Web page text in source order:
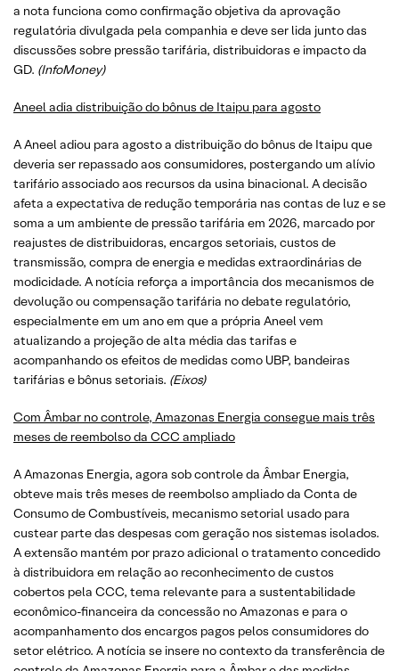
a nota funciona como confirmação objetiva da aprovação
regulatória divulgada pela companhia e deve ser lida junto das
discussões sobre pressão tarifária, distribuidoras e impacto da
GD. (InfoMoney)
Aneel adia distribuição do bônus de Itaipu para agosto
A Aneel adiou para agosto a distribuição do bônus de Itaipu que
deveria ser repassado aos consumidores, postergando um alívio
tarifário associado aos recursos da usina binacional. A decisão
afeta a expectativa de redução temporária nas contas de luz e se
soma a um ambiente de pressão tarifária em 2026, marcado por
reajustes de distribuidoras, encargos setoriais, custos de
transmissão, compra de energia e medidas extraordinárias de
modicidade. A notícia reforça a importância dos mecanismos de
devolução ou compensação tarifária no debate regulatório,
especialmente em um ano em que a própria Aneel vem
atualizando a projeção de alta média das tarifas e
acompanhando os efeitos de medidas como UBP, bandeiras
tarifárias e bônus setoriais. (Eixos)
Com Âmbar no controle, Amazonas Energia consegue mais três
meses de reembolso da CCC ampliado
A Amazonas Energia, agora sob controle da Âmbar Energia,
obteve mais três meses de reembolso ampliado da Conta de
Consumo de Combustíveis, mecanismo setorial usado para
custear parte das despesas com geração nos sistemas isolados.
A extensão mantém por prazo adicional o tratamento concedido
à distribuidora em relação ao reconhecimento de custos
cobertos pela CCC, tema relevante para a sustentabilidade
econômico-financeira da concessão no Amazonas e para o
acompanhamento dos encargos pagos pelos consumidores do
setor elétrico. A notícia se insere no contexto da transferência de